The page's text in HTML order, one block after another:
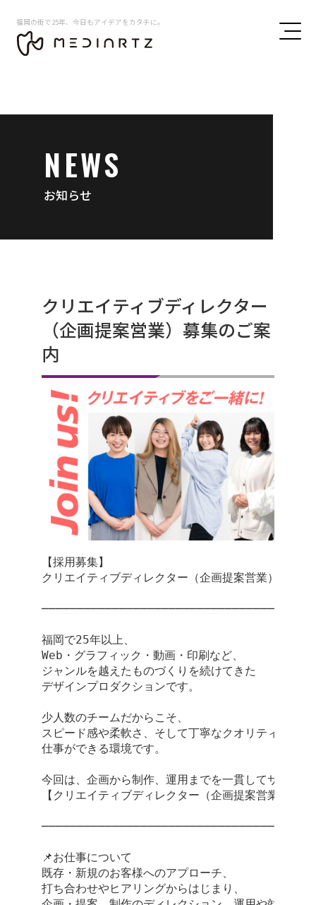
福岡の街で25年、今日もアイデアをカタチに。
NEWS
お知らせ
クリエイティブディレクター
（企画提案営業）募集のご案
内
【採用募集】
クリエイティブディレクター（企画提案営業）
福岡で25年以上、
Web・グラフィック・動画・印刷など、
ジャンルを越えたものづくりを続けてきた
デザインプロダクションです。
少人数のチームだからこそ、
スピード感や柔軟さ、そして丁寧なクオリティにこだ
仕事ができる環境です。
今回は、企画から制作、運用までを一貫してサポー
【クリエイティブディレクター（企画提案営業）】
📌お仕事について
既存・新規のお客様へのアプローチ、
打ち合わせやヒアリングからはじまり、